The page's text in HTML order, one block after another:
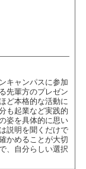
キャンパスに参加
先輩方のプレゼン
ど本格的な活動に
も起業など実践的
姿を具体的に思い
説明を聞くだけで
かめることが大切
、自分らしい選択